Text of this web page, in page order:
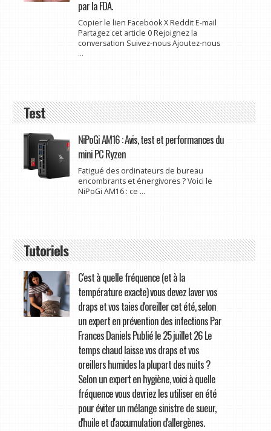
par la FDA.
Copier le lien Facebook X Reddit E-mail
Partagez cet article 0 Rejoignez la
conversation Suivez-nous Ajoutez-nous
...
Test
NiPoGi AM16 : Avis, test et performances du
mini PC Ryzen
Fatigué des ordinateurs de bureau
encombrants et énergivores ? Voici le
NiPoGi AM16 : ce ...
Tutoriels
C'est à quelle fréquence (et à la
température exacte) vous devez laver vos
draps et vos taies d'oreiller cet été, selon
un expert en prévention des infections Par
Frances Daniels Publié le 25 juillet 26 Le
temps chaud laisse vos draps et vos
oreillers humides la plupart des nuits ?
Selon un expert en hygiène, voici à quelle
fréquence vous devriez les utiliser en été
pour éviter un mélange sinistre de sueur,
d'huile et d'accumulation d'allergènes.